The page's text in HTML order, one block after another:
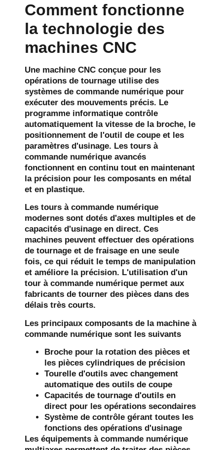
Comment fonctionne
la technologie des
machines CNC
Une machine CNC conçue pour les
opérations de tournage utilise des
systèmes de commande numérique pour
exécuter des mouvements précis. Le
programme informatique contrôle
automatiquement la vitesse de la broche, le
positionnement de l'outil de coupe et les
paramètres d'usinage. Les tours à
commande numérique avancés
fonctionnent en continu tout en maintenant
la précision pour les composants en métal
et en plastique.
Les tours à commande numérique
modernes sont dotés d'axes multiples et de
capacités d'usinage en direct. Ces
machines peuvent effectuer des opérations
de tournage et de fraisage en une seule
fois, ce qui réduit le temps de manipulation
et améliore la précision. L'utilisation d'un
tour à commande numérique permet aux
fabricants de tourner des pièces dans des
délais très courts.
Les principaux composants de la machine à
commande numérique sont les suivants
Broche pour la rotation des pièces et
les pièces cylindriques de précision
Tourelle d'outils avec changement
automatique des outils de coupe
Capacités de tournage d'outils en
direct pour les opérations secondaires
Système de contrôle gérant toutes les
fonctions des opérations d'usinage
Les équipements à commande numérique